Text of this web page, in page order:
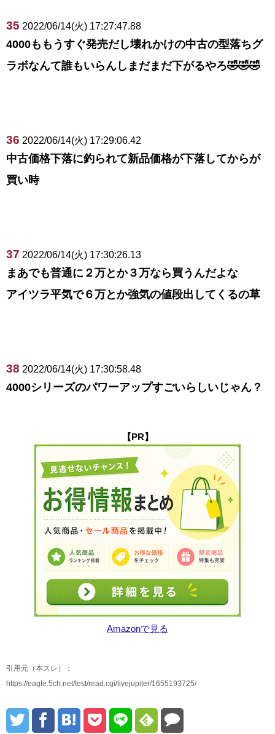
35 2022/06/14(火) 17:27:47.88
4000ももうすぐ発売だし壊れかけの中古の型落ちグ
ラボなんて誰もいらんしまだまだ下がるやろ🤣🤣🤣
36 2022/06/14(火) 17:29:06.42
中古価格下落に釣られて新品価格が下落してからが
買い時
37 2022/06/14(火) 17:30:26.13
まあでも普通に２万とか３万なら買うんだよな
アイツラ平気で６万とか強気の値段出してくるの草
38 2022/06/14(火) 17:30:58.48
4000シリーズのパワーアップすごいらしいじゃん？
【PR】
Amazonで見る
引用元（本スレ）：
https://eagle.5ch.net/test/read.cgi/livejupiter/1655193725/